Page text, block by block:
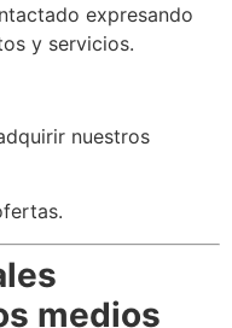
expresando
y servicios.
nuestros
medios